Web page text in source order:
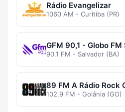
Rádio Evangelizar
1060 AM - Curitiba (PR)
GFM 90,1 - Globo
90.1 FM - Salvador (BA)
89 FM A Rádio Rock
102.9 FM - Goiânia (GO)